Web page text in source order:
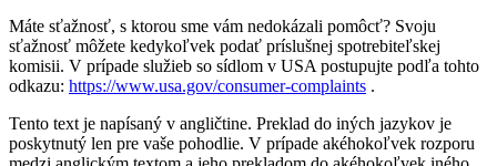
Máte sťažnosť, s ktorou sme vám nedokázali pomôcť? Svoju
sťažnosť môžete kedykoľvek podať príslušnej spotrebiteľskej
komisii. V prípade služieb so sídlom v USA postupujte podľa tohto
odkazu: https://www.usa.gov/consumer-complaints .
Tento text je napísaný v angličtine. Preklad do iných jazykov je
poskytnutý len pre vaše pohodlie. V prípade akéhokoľvek rozporu